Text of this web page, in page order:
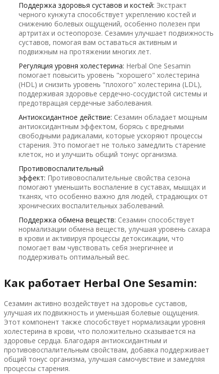
Поддержка здоровья суставов и костей: Экстракт
черного кунжута способствует укреплению костей и
снижению болевых ощущений, особенно полезен при
артритах и остеопорозе. Сезамин улучшает подвижность
суставов, помогая вам оставаться активным и
подвижным на протяжении многих лет.
Регуляция уровня холестерина: Herbal One Sesamin
помогает повысить уровень "хорошего" холестерина
(HDL) и снизить уровень "плохого" холестерина (LDL),
поддерживая здоровье сердечно-сосудистой системы и
предотвращая сердечные заболевания.
Антиоксидантное действие: Сезамин обладает мощным
антиоксидантным эффектом, борясь с вредными
свободными радикалами, которые ускоряют процессы
старения. Это помогает не только замедлить старение
клеток, но и улучшить общий тонус организма.
Противовоспалительный
эффект: Противовоспалительные свойства сезона
помогают уменьшить воспаление в суставах, мышцах и
тканях, что особенно важно для людей, страдающих от
хронических воспалительных заболеваний.
Поддержка обмена веществ: Сезамин способствует
нормализации обмена веществ, улучшая уровень сахара
в крови и активируя процессы детоксикации, что
помогает вам чувствовать себя энергичнее и
поддерживать оптимальный вес.
Как работает Herbal One Sesamin:
Сезамин активно воздействует на здоровье суставов,
улучшая их подвижность и уменьшая болевые ощущения.
Этот компонент также способствует нормализации уровня
холестерина в крови, что положительно сказывается на
здоровье сердца. Благодаря антиоксидантным и
противовоспалительным свойствам, добавка поддерживает
общий тонус организма, улучшая самочувствие и замедляя
процессы старения.